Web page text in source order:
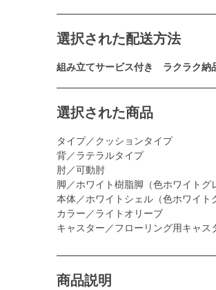
選択された配送方法
組み立てサービス付き ラクラク納
選択された商品
タイプ／クッションタイプ
背／ラテラルタイプ
肘／可動肘
脚／ホワイト樹脂脚（色ホワイトグ
本体／ホワイトシェル（色ホワイト
カラー／ライトオリーブ
キャスター／フローリング用キャス
商品説明